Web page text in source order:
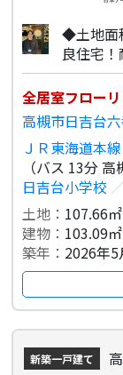
◆土地面
良住宅！
全居室フロー
高槻市日吉台
ＪＲ東海道本
（バス 13分
日吉台小学校 ／
土地： 107.66
建物： 103.09
築年： 2026年5
新築一戸建て